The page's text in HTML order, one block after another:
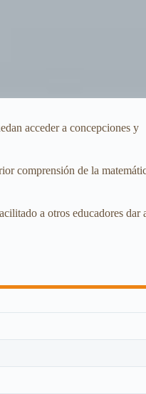
acceder a concepciones y
comprensión de la
a otros educadores dar